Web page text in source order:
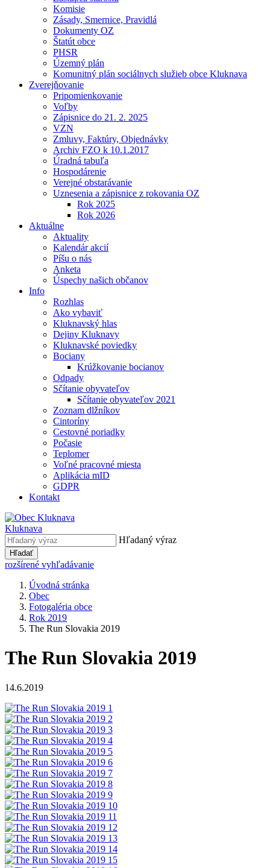
Komisie
Zásady, Smernice, Pravidlá
Dokumenty OZ
Štatút obce
PHSR
Územný plán
Komunitný plán sociálnych služieb obce Kluknava
Zverejňovanie
Pripomienkovanie
Voľby
Zápisnice do 21. 2. 2025
VZN
Zmluvy, Faktúry, Objednávky
Archiv FZO k 10.1.2017
Úradná tabuľa
Hospodárenie
Verejné obstarávanie
Uznesenia a zápisnice z rokovania OZ
Rok 2025
Rok 2026
Aktuálne
Aktuality
Kalendár akcií
Píšu o nás
Anketa
Úspechy našich občanov
Info
Rozhlas
Ako vybaviť
Kluknavský hlas
Dejiny Kluknavy
Kluknavské poviedky
Bociany
Krúžkovanie bocianov
Odpady
Sčítanie obyvateľov
Sčítanie obyvateľov 2021
Zoznam dlžníkov
Cintoríny
Cestovné poriadky
Počasie
Teplomer
Voľné pracovné miesta
Aplikácia mID
GDPR
Kontakt
Kluknava
Hľadaný výraz
Hľadať
rozšírené vyhľadávanie
Úvodná stránka
Obec
Fotogaléria obce
Rok 2019
The Run Slovakia 2019
The Run Slovakia 2019
14.6.2019